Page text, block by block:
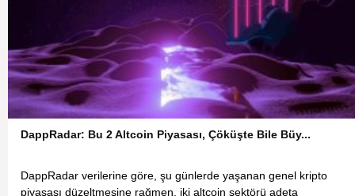
DappRadar: Bu 2 Altcoin Piyasası, Çöküşte Bile Büy...
DappRadar verilerine göre, şu günlerde yaşanan genel kripto
piyasası düzeltmesine rağmen, iki altcoin sektörü adeta